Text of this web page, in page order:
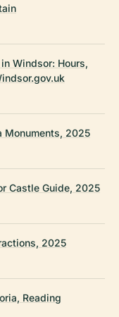
Windsor: Hours,
Monuments, 2025
Castle Guide, 2025
2025
Reading